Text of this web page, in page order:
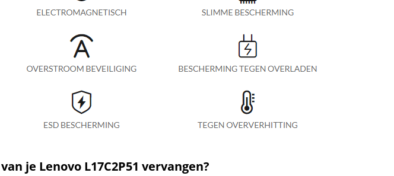
je Lenovo L17C2P51 vervangen?